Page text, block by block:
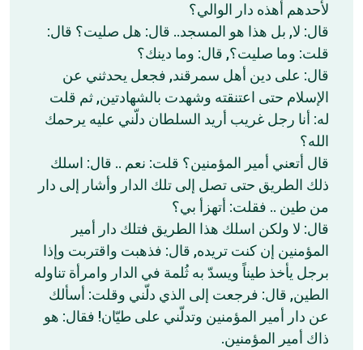
لأحدهم أهذه دار الوالي؟
قال: لا, بل هذا هو المسجد.. قال: هل صليت؟ قال:
قلت: وما صليت؟, قال: وما دينك؟
قال: على دين أهل سمرقند, فجعل يحدثني عن
الإسلام حتى اعتنقته وشهدت بالشهادتين, ثم قلت
له: أنا رجل غريب أريد السلطان دلّني عليه يرحمك
الله؟
قال أتعني أمير المؤمنين؟ قلت: نعم .. قال: اسلك
ذلك الطريق حتى تصل إلى تلك الدار وأشار إلى دار
من طين .. فقلت: أتهزأ بي؟
قال: لا ولكن اسلك هذا الطريق فتلك دار أمير
المؤمنين إن كنت تريده, قال: فذهبت واقتربت وإذا
برجل يأخذ طيناً ويسدّ به ثُلمة في الدار وامرأة تناوله
الطين, قال: فرجعت إلى الذي دلّني وقلت: أسألك
عن دار أمير المؤمنين وتدلّني على طيّان! فقال: هو
ذاك أمير المؤمنين.